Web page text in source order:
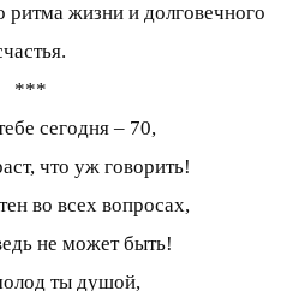
ритма жизни и долговечного
***
сегодня – 70,
что уж говорить!
во всех вопросах,
не может быть!
ты душой,